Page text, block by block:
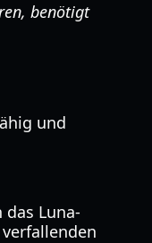
benötigt
und
Luna-